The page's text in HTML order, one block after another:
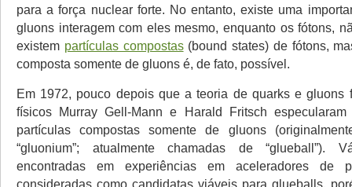
para a força nuclear forte. No entanto, existe uma
gluons interagem com eles mesmo, enquanto os fótons,
existem partículas compostas(bound states) de fótons,
composta somente de gluons é, de fato, possível.
Em 1972, pouco depois que a teoria de quarks e gluons
físicos Murray Gell-Mann e Harald Fritsch especularam
partículas compostas somente de gluons
“gluonium”; atualmente chamadas de “glueball”).
encontradas em experiências em aceleradores de